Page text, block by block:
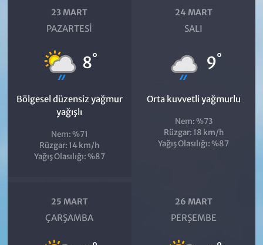
23 MART
PAZARTESI
8°
Bölgesel düzensiz yağmur
yağışlı
Nem: %71
Rüzgar: 14 km/h
Yağış Olasılığı: %87
24 MART
SALI
9°
Orta kuvvetli yağmurlu
Nem: %73
Rüzgar: 18 km/h
Yağış Olasılığı: %87
25 MART
ÇARŞAMBA
26 MART
PERŞEMBE